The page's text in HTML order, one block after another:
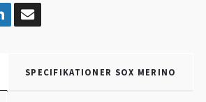
SPECIFIKATIONER SOX MERINO